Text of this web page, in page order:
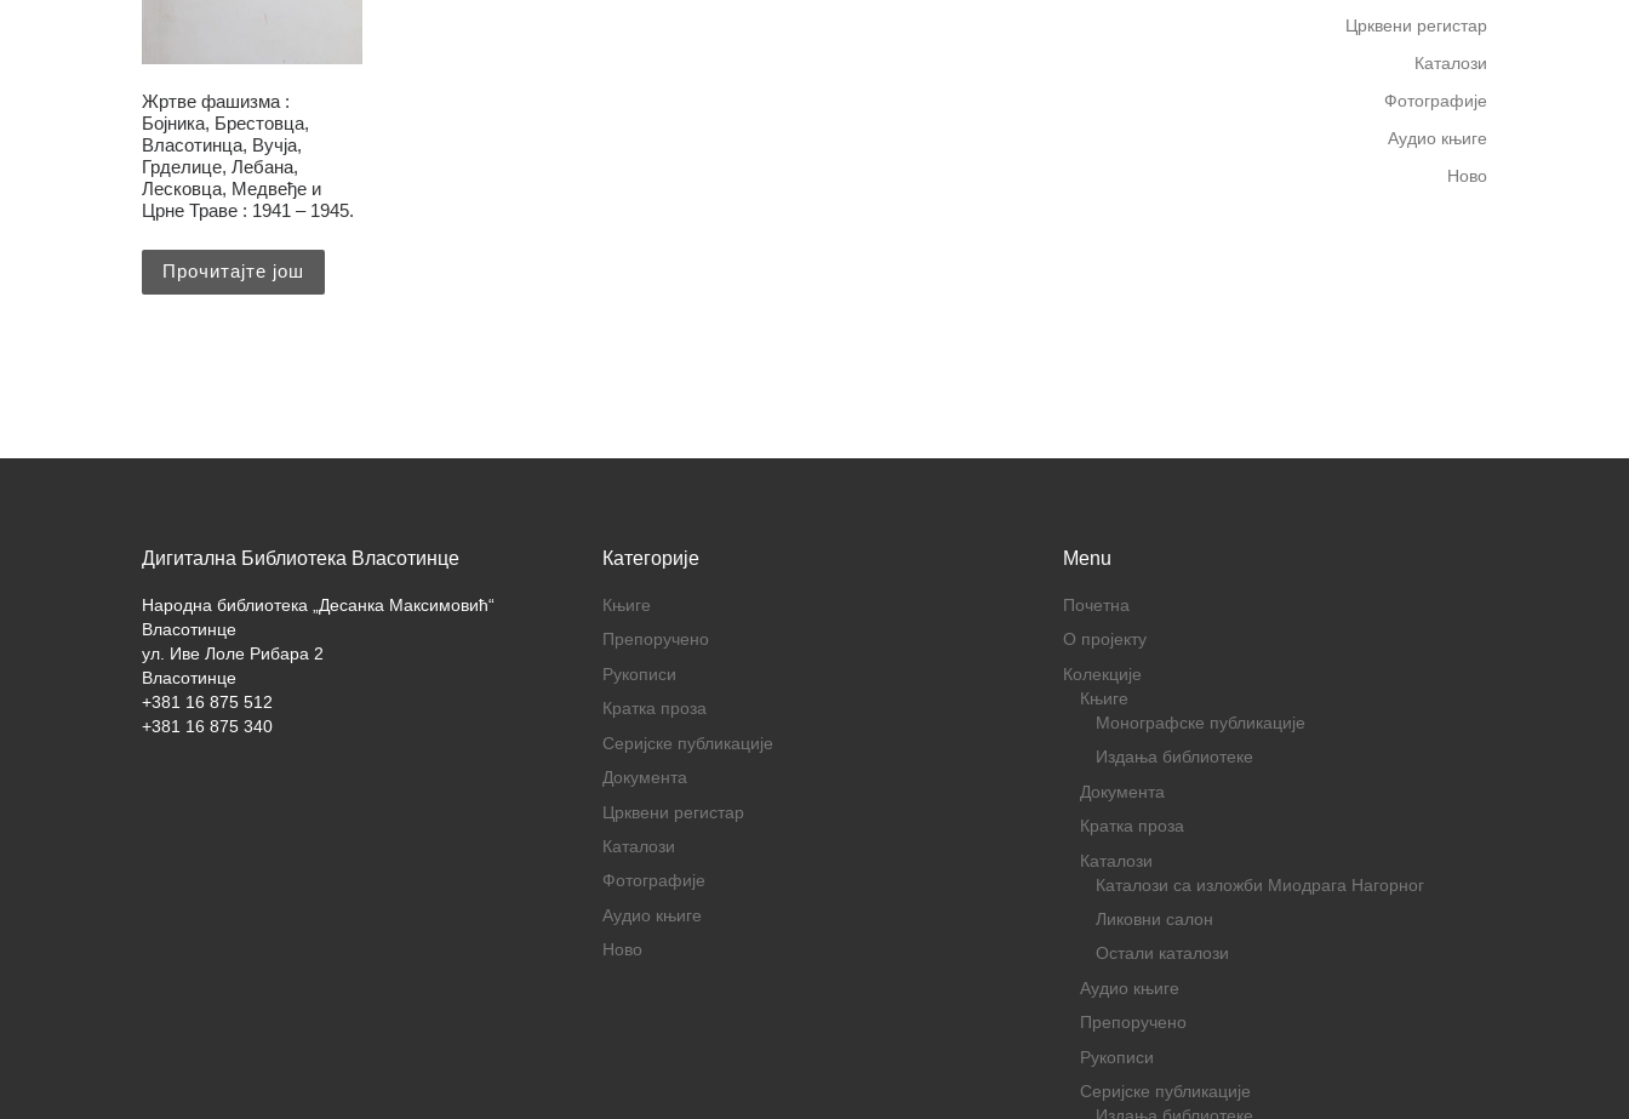
Жртве фашизма :
Бојника, Брестовца,
Власотинца, Вучја,
Грделице, Лебана,
Лесковца, Медвеђе и
Црне Траве : 1941 – 1945.
Прочитајте још
Црквени регистар
Каталози
Фотографије
Аудио књиге
Ново
Дигитална Библиотека Власотинце
Народна библиотека „Десанка Максимовић“
Власотинце
ул. Иве Лоле Рибара 2
Власотинце
+381 16 875 512
+381 16 875 340
Категорије
Књиге
Препоручено
Рукописи
Кратка проза
Серијске публикације
Документа
Црквени регистар
Каталози
Фотографије
Аудио књиге
Ново
Menu
Почетна
О пројекту
Колекције
Књиге
Монографске публикације
Издања библиотеке
Документа
Кратка проза
Каталози
Каталози са изложби Миодрага Нагорног
Ликовни салон
Остали каталози
Аудио књиге
Препоручено
Рукописи
Серијске публикације